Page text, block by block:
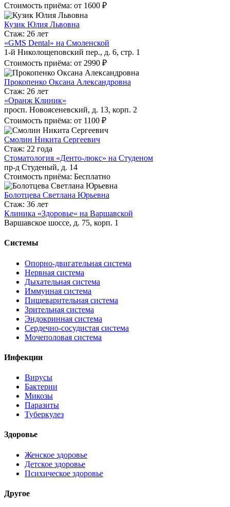
Стоимость приёма: от 1600 ₽
Кузик Юлия Львовна
Стаж: 26 лет
«GMS Dental» на Смоленской
1-й Николощеповский пер., д. 6, стр. 1
Стоимость приёма: от 2990 ₽
Прокопенко Оксана Александровна
Стаж: 26 лет
«Оранж Клиник»
просп. Новоясеневский, д. 13, корп. 2
Стоимость приёма: от 1100 ₽
Смолин Никита Сергеевич
Стаж: 22 года
Стоматология «Денто-люкс» на Студеном
пр-д Студеный, д. 14
Стоимость приёма: Бесплатно
Болотцева Светлана Юрьевна
Стаж: 36 лет
Клиника «Здоровье» на Варшавской
Варшавское шоссе, д. 75, корп. 1
Системы
Опорно-двигательная система
Нервная система
Дыхательная система
Иммунная система
Пищеварительная система
Зрительная система
Эндокринная система
Сердечно-сосудистая система
Мочеполовая система
Инфекции
Вирусы
Бактерии
Микозы
Паразиты
Туберкулез
Здоровье
Женское здоровье
Детское здоровье
Психическое здоровье
Другое